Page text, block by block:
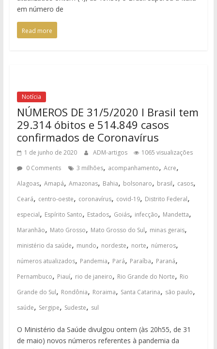
em número de
Read more
Notícia
NÚMEROS DE 31/5/2020 I Brasil tem
29.314 óbitos e 514.849 casos
confirmados de Coronavírus
1 de junho de 2020 ADM-artigos
1065 visualizações
0 Comments
3 milhões, acompanhamento, Acre,
Alagoas, Amapá, Amazonas, Bahia, bolsonaro, brasil, casos,
Ceará, centro-oeste, coronavírus, covid-19, Distrito Federal,
especial, Espírito Santo, Estados, Goiás, infecção, Mandetta,
Maranhão, Mato Grosso, Mato Grosso do Sul, minas gerais,
ministério da saúde, mundo, nordeste, norte, números,
números atualizados, Pandemia, Pará, Paraíba, Paraná,
Pernambuco, Piauí, rio de janeiro, Rio Grande do Norte, Rio
Grande do Sul, Rondônia, Roraima, Santa Catarina, são paulo,
saúde, Sergipe, Sudeste, sul
O Ministério da Saúde divulgou ontem (às 20h55, de 31
de maio) novos números referentes à pandemia da